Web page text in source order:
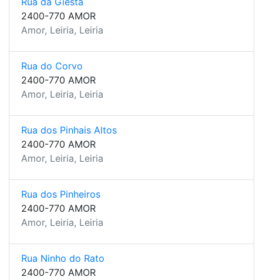
2400-770 AMOR
Amor, Leiria, Leiria
Rua do Corvo
2400-770 AMOR
Amor, Leiria, Leiria
Rua dos Pinhais Altos
2400-770 AMOR
Amor, Leiria, Leiria
Rua dos Pinheiros
2400-770 AMOR
Amor, Leiria, Leiria
Rua Ninho do Rato
2400-770 AMOR